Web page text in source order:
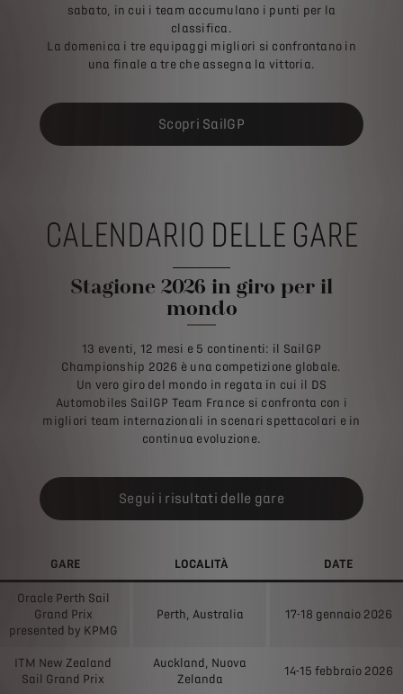
sabato, in cui i team accumulano i punti per la
classifica.
La domenica i tre equipaggi migliori si confrontano in
una finale a tre che assegna la vittoria.
Scopri SailGP
CALENDARIO DELLE GARE
Stagione 2026 in giro per il
mondo
13 eventi, 12 mesi e 5 continenti: il SailGP
Championship 2026 è una competizione globale.
Un vero giro del mondo in regata in cui il DS
Automobiles SailGP Team France si confronta con i
migliori team internazionali in scenari spettacolari e in
continua evoluzione.
Segui i risultati delle gare
GARE LOCALITÀ DATE
Oracle Perth Sail
Grand Prix
presented by KPMG
Perth, Australia 17-18 gennaio 2026
ITM New Zealand
Sail Grand Prix
Auckland, Nuova
Zelanda
14-15 febbraio 2026